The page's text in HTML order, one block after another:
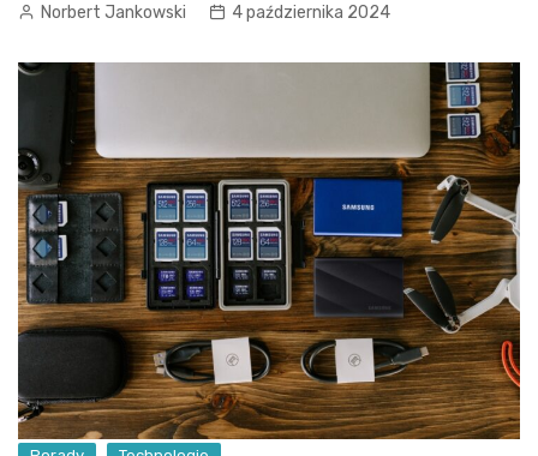
Norbert Jankowski 4 października 2024